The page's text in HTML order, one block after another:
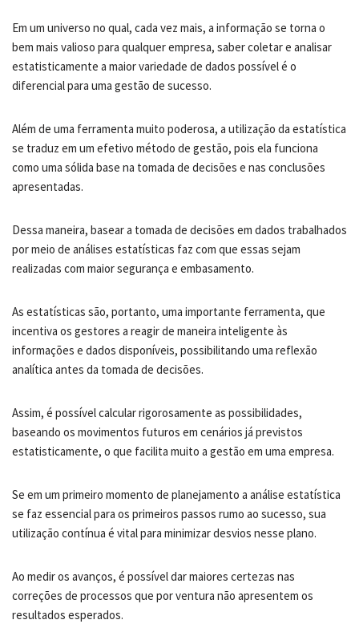
Em um universo no qual, cada vez mais, a informação se torna o
bem mais valioso para qualquer empresa, saber coletar e analisar
estatisticamente a maior variedade de dados possível é o
diferencial para uma gestão de sucesso.
Além de uma ferramenta muito poderosa, a utilização da estatística
se traduz em um efetivo método de gestão, pois ela funciona
como uma sólida base na tomada de decisões e nas conclusões
apresentadas.
Dessa maneira, basear a tomada de decisões em dados trabalhados
por meio de análises estatísticas faz com que essas sejam
realizadas com maior segurança e embasamento.
As estatísticas são, portanto, uma importante ferramenta, que
incentiva os gestores a reagir de maneira inteligente às
informações e dados disponíveis, possibilitando uma reflexão
analítica antes da tomada de decisões.
Assim, é possível calcular rigorosamente as possibilidades,
baseando os movimentos futuros em cenários já previstos
estatisticamente, o que facilita muito a gestão em uma empresa.
Se em um primeiro momento de planejamento a análise estatística
se faz essencial para os primeiros passos rumo ao sucesso, sua
utilização contínua é vital para minimizar desvios nesse plano.
Ao medir os avanços, é possível dar maiores certezas nas
correções de processos que por ventura não apresentem os
resultados esperados.